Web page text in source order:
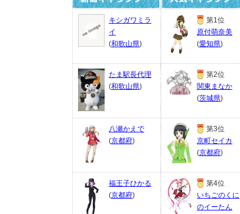
キシガワミラ
イ
(和歌山県)
たま駅長代理
(和歌山県)
八瀬かえで
(京都府)
福王子ひかる
(京都府)
第1位
原付萌奈美
(愛知県)
第2位
関東まなか
(茨城県)
第3位
京町セイカ
(京都府)
第4位
いちごのくに
のイーたん